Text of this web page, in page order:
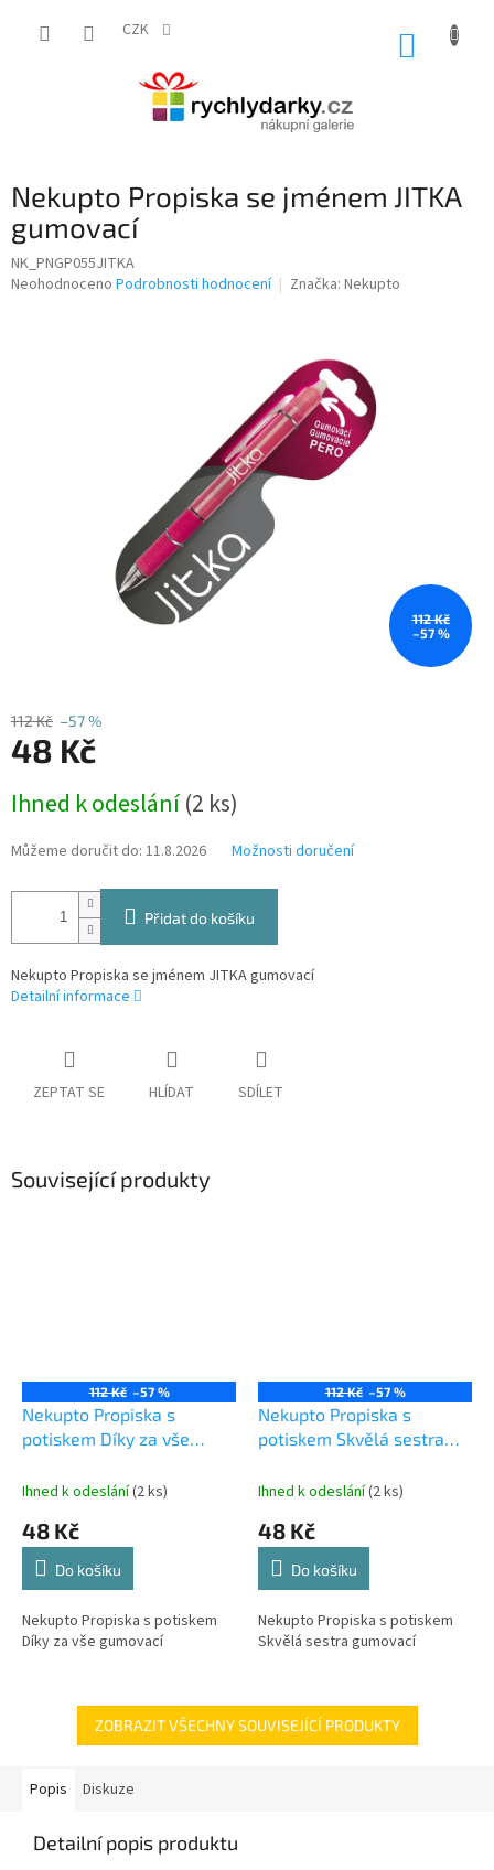
CZK
Nekupto Propiska se jménem JITKA
gumovací
NK_PNGP055JITKA
Průměrné
Neohodnoceno Podrobnosti hodnocení Značka: Nekupto
112 Kč
–57 %
112 Kč –57 %
48 Kč
cena:
Ihned k odeslání(2 ks)
Můžeme doručit do: 11.8.2026 Možnosti doručení
Přidat do košíku
Nekupto Propiska se jménem JITKA gumovací
Detailní informace
ZEPTAT SE HLÍDAT SDÍLET
Související produkty
112 Kč –57 %
Nekupto Propiska s
potiskem Díky za vše
Ihned k odeslání(2 ks)
48 Kč
Do košíku
Nekupto Propiska s potiskem
Díky za vše gumovací
112 Kč –57 %
Nekupto Propiska s
potiskem Skvělá sestra
Ihned k odeslání(2 ks)
48 Kč
Do košíku
Nekupto Propiska s potiskem
Skvělá sestra gumovací
ZOBRAZIT VŠECHNY SOUVISEJÍCÍ PRODUKTY
Popis Diskuze
Detailní popis produktu